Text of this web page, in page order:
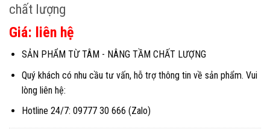
chất lượng
Giá: liên hệ
SẢN PHẨM TỪ TÂM - NÂNG TẦM CHẤT LƯỢNG
Quý khách có nhu cầu tư vấn, hỗ trợ thông tin về sản phẩm. Vui
lòng liên hệ:
Hotline 24/7: 09777 30 666 (Zalo)